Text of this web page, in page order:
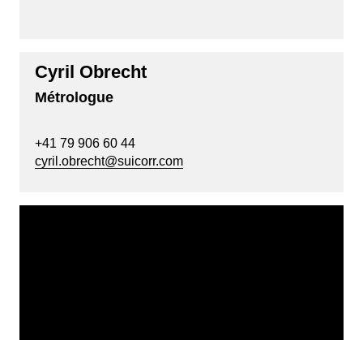
Cyril Obrecht
Métrologue
+41 79 906 60 44
cyril.obrecht@suicorr.com